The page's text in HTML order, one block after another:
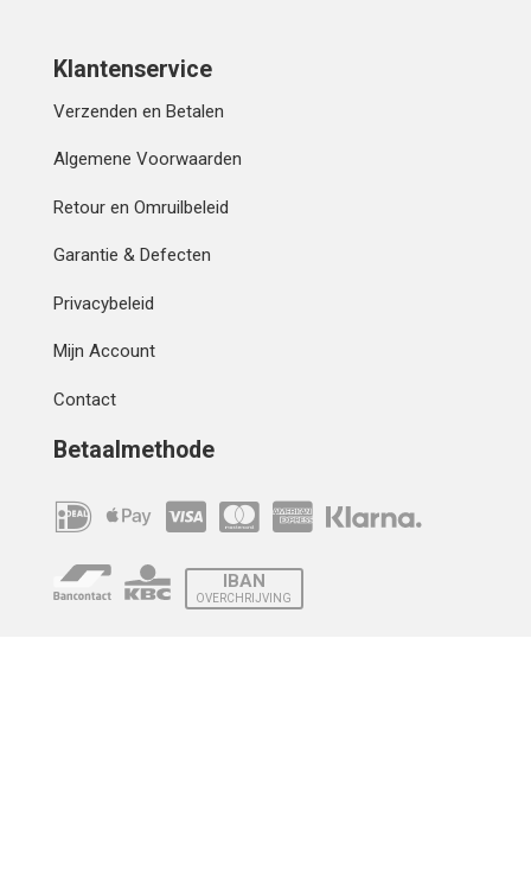
Klantenservice
Verzenden en Betalen
Algemene Voorwaarden
Retour en Omruilbeleid
Garantie & Defecten
Privacybeleid
Mijn Account
Contact
Betaalmethode
IBAN
OVERCHRIJVING